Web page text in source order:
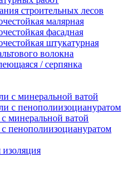
строительных лесов
малярная
фасадная
штукатурная
волокна
/ серпянка
с минеральной ватой
с пенополиизоциануратом
минеральной ватой
пенополиизоциануратом
изоляция